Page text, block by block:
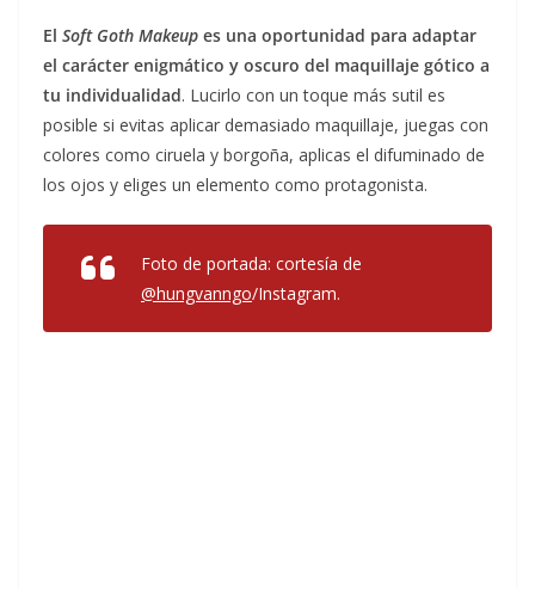
El Soft Goth Makeup es una oportunidad para adaptar
el carácter enigmático y oscuro del maquillaje gótico a
tu individualidad. Lucirlo con un toque más sutil es
posible si evitas aplicar demasiado maquillaje, juegas con
colores como ciruela y borgoña, aplicas el difuminado de
los ojos y eliges un elemento como protagonista.
Foto de portada: cortesía de
@hungvanngo/Instagram.